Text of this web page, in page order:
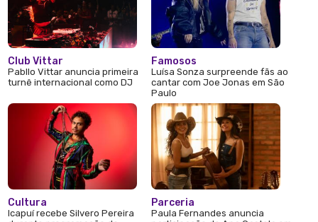
Club Vittar
Pabllo Vittar anuncia primeira
turnê internacional como DJ
Cultura
Icapuí recebe Silvero Pereira
Famosos
Luísa Sonza surpreende fãs ao
cantar com Joe Jonas em São
Paulo
Parceria
Paula Fernandes anuncia